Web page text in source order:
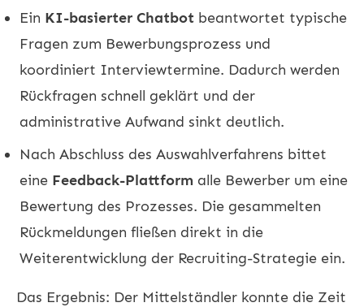
Ein KI-basierter Chatbot beantwortet typische
Fragen zum Bewerbungsprozess und
koordiniert Interviewtermine. Dadurch werden
Rückfragen schnell geklärt und der
administrative Aufwand sinkt deutlich.
Nach Abschluss des Auswahlverfahrens bittet
eine Feedback-Plattform alle Bewerber um eine
Bewertung des Prozesses. Die gesammelten
Rückmeldungen fließen direkt in die
Weiterentwicklung der Recruiting-Strategie ein.
Das Ergebnis: Der Mittelständler konnte die Zeit